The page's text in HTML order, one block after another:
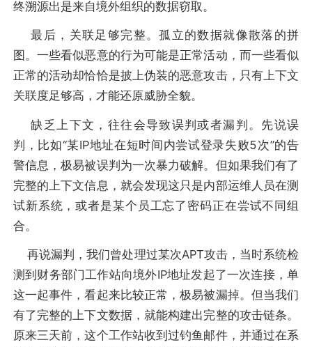
终溯源出是来自境外组织的数据窃取。
最后，关联足够完整。孤立的数据就像散落的拼
图。一些看似恶意的行为可能是正常活动，而一些看似
正常的活动却恰恰是披上伪装的恶意攻击，只有上下文
关联度足够高，才能还原威胁全貌。
缺乏上下文，往往会导致误判或者漏判。先说误
判，比如“某IP地址在短时间内尝试登录失败5次”的告
警信息，极易被误判为一次暴力破解。但如果我们有了
完整的上下文信息，就会发现这只是内部运维人员在测
试新系统，或者是某个员工忘了密码正在尝试不同组
合。
再说漏判，我们曾处理过某次APT攻击，当时系统检
测到财务部门工作站向境外IP地址发起了一次连接，单
这一起事件，看起来比较正常，极易被漏掉。但当我们
有了完整的上下文数据，就能构建出完整的攻击链条。
原来三天前，这个工作站收到过钓鱼邮件，并通过在系